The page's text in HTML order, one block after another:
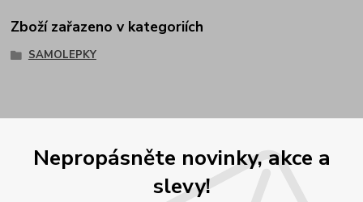
Zboží zařazeno v kategoriích
SAMOLEPKY
Nepropásněte novinky, akce a
slevy!